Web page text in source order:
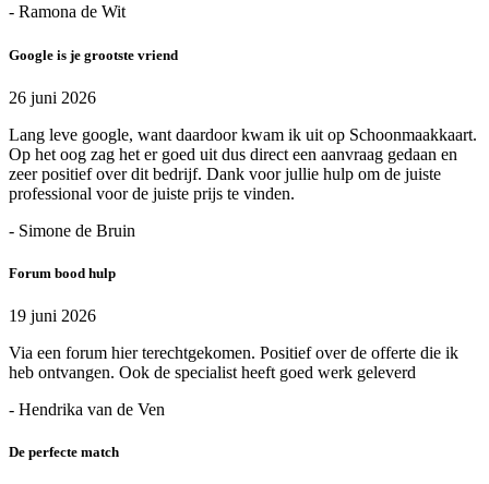
- Ramona de Wit
Google is je grootste vriend
26 juni 2026
Lang leve google, want daardoor kwam ik uit op Schoonmaakkaart.
Op het oog zag het er goed uit dus direct een aanvraag gedaan en
zeer positief over dit bedrijf. Dank voor jullie hulp om de juiste
professional voor de juiste prijs te vinden.
- Simone de Bruin
Forum bood hulp
19 juni 2026
Via een forum hier terechtgekomen. Positief over de offerte die ik
heb ontvangen. Ook de specialist heeft goed werk geleverd
- Hendrika van de Ven
De perfecte match